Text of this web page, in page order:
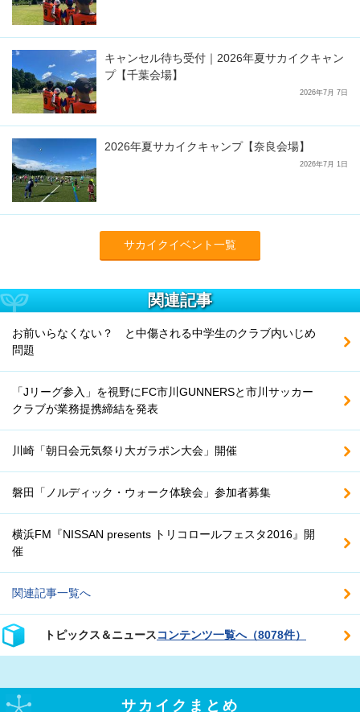
キャンセル待ち受付｜2026年夏サカイクキャン
プ【千葉会場】
2026年7月 7日
2026年夏サカイクキャンプ【奈良会場】
2026年7月 1日
サカイクイベント一覧
関連記事
お前いらなくない？ と中傷される中学生のクラブ内いじめ
問題
「Jリーグ参入」を視野にFC市川GUNNERSと市川サッカー
クラブが業務提携締結を発表
川崎「朝日会元気祭り大ガラポン大会」開催
磐田「ノルディック・ウォーク体験会」参加者募集
横浜FM『NISSAN presents トリコロールフェスタ2016』開
催
関連記事一覧へ
トピックス＆ニュースコンテンツ一覧へ（8078件）
サカイクまとめ